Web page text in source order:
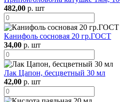
482,00 р. шт
Канифоль сосновая 20 гр.ГОСТ
34,00 р. шт
Лак Цапон, бесцветный 30 мл
42,00 р. шт